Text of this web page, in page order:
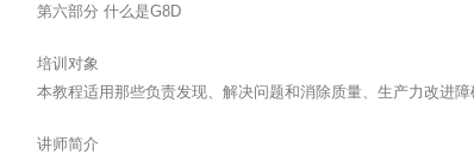
第六部分 什么是G8D
培训对象
本教程适用那些负责发现、解决问题和消除质量、生产力改进障
讲师简介